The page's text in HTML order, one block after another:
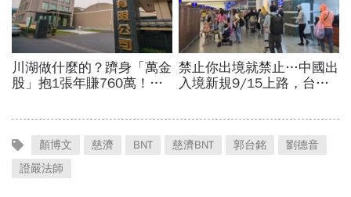
顏博文 慈濟 BNT 慈濟BNT 郭台銘
劉德音
證嚴法師